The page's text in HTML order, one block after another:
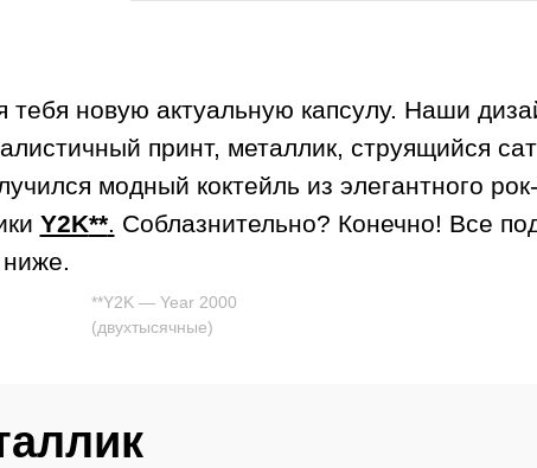
новую актуальную капсулу. Наши
принт, металлик, струящийся
модный коктейль из элегантного
Y2K**. Соблазнительно? Конечно! Все
ниже.
**Y2K — Year 2000
(двухтысячные)